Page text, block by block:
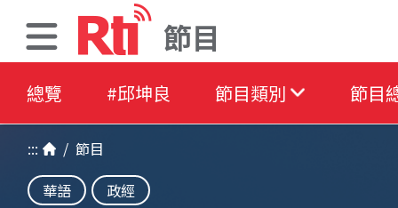
節目
總覽 #邱坤良 節目類別 節目
::: / 節目
華語
政經